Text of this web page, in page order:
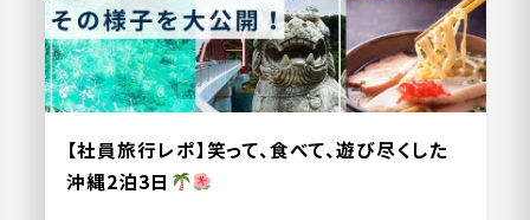
【社員旅行レポ】笑って、食べて、遊び尽くした
沖縄2泊3日